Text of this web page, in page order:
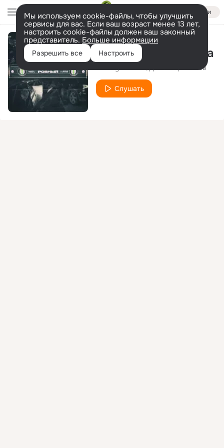
Войти
Мы используем cookie-файлы, чтобы улучшить
сервисы для вас. Если ваш возраст менее 13 лет,
настроить cookie-файлы должен ваш законный
представитель. Больше информации
Разрешить все Настроить
Небо чёрного цвета
Диман Брюханов
Слушать